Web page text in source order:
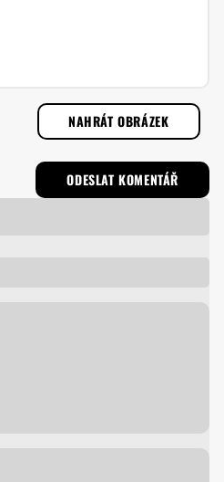
NAHRÁT OBRÁZEK